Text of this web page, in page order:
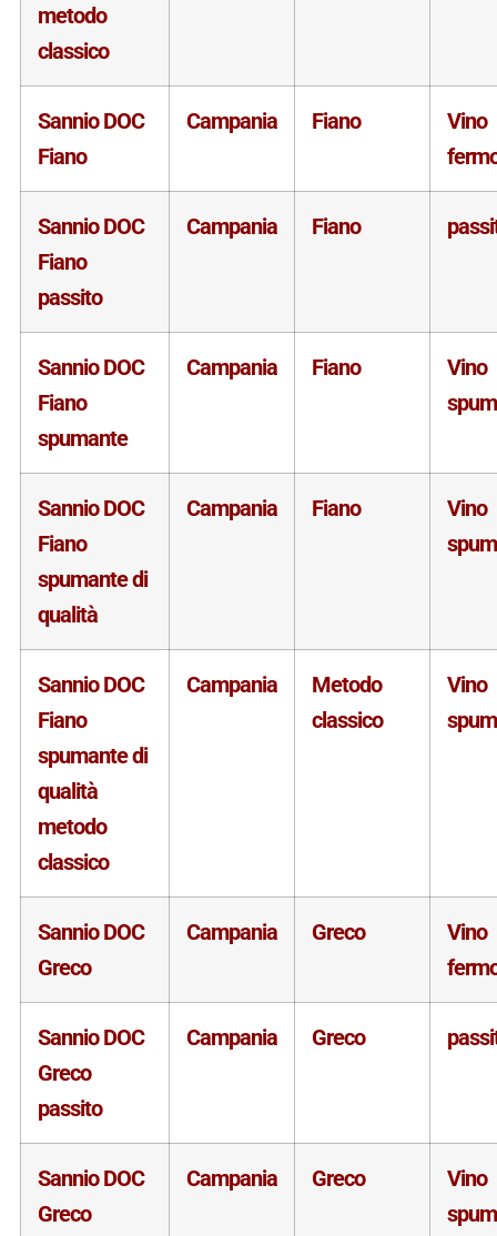
metodo
classico
Sannio DOC
Fiano
Campania Fiano
Vino
Sannio DOC
Fiano
passito
Campania Fiano
Sannio DOC
Fiano
spumante
Campania Fiano
Vino
Sannio DOC
Fiano
spumante di
qualità
Campania Fiano
Vino
Sannio DOC
Fiano
spumante di
qualità
metodo
classico
Campania
Metodo
classico
Vino
Sannio DOC
Greco
Campania Greco
Vino
Sannio DOC
Greco
passito
Campania Greco
Sannio DOC
Greco
Campania Greco
Vino